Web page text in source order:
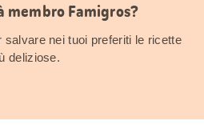
membro Famigros?
salvare nei tuoi preferiti le ricette
deliziose.